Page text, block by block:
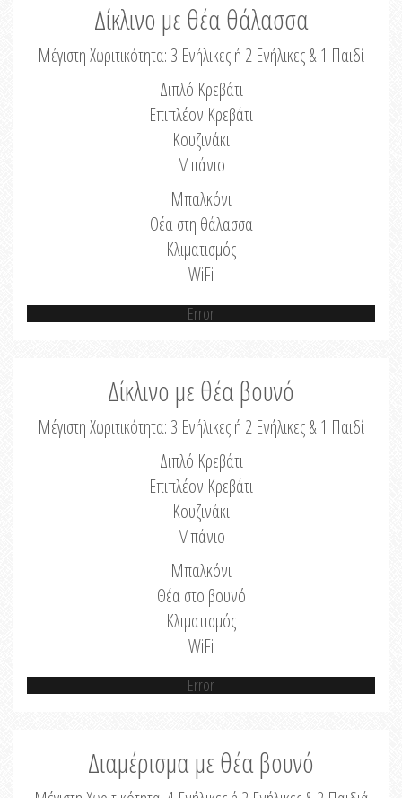
Δίκλινο με θέα θάλασσα
Μέγιστη Χωριτικότητα: 3 Ενήλικες ή 2 Ενήλικες & 1 Παιδί
Διπλό Κρεβάτι
Επιπλέον Κρεβάτι
Κουζινάκι
Μπάνιο
Μπαλκόνι
Θέα στη θάλασσα
Κλιματισμός
WiFi
Error
Δίκλινο με θέα βουνό
Μέγιστη Χωριτικότητα: 3 Ενήλικες ή 2 Ενήλικες & 1 Παιδί
Διπλό Κρεβάτι
Επιπλέον Κρεβάτι
Κουζινάκι
Μπάνιο
Μπαλκόνι
Θέα στο βουνό
Κλιματισμός
WiFi
Error
Διαμέρισμα με θέα βουνό